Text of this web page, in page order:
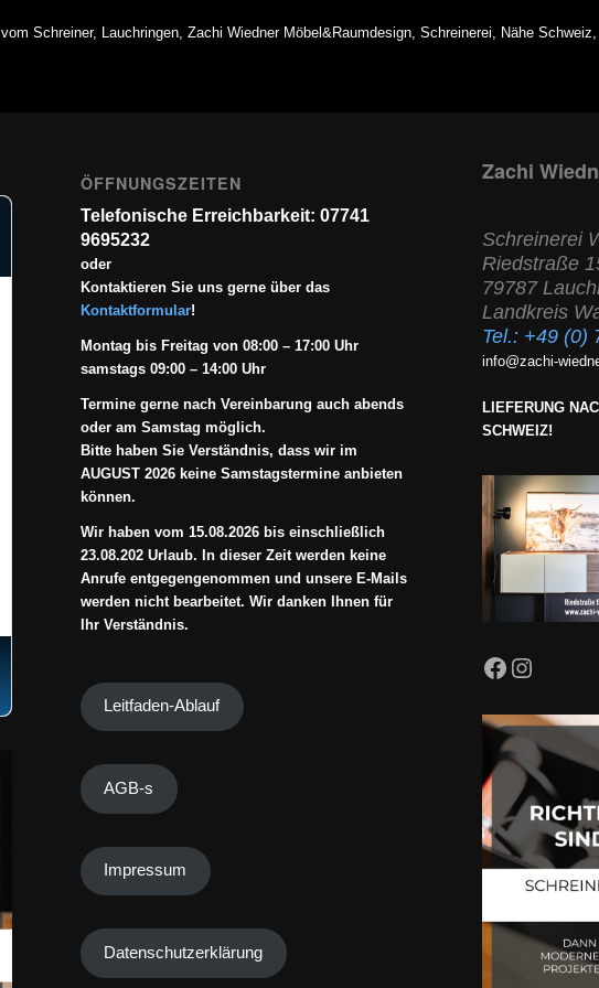
Schreiner, Lauchringen, Zachi Wiedner Möbel&Raumdesign, Schreinerei, Nähe
ÖFFNUNGSZEITEN
Telefonische Erreichbarkeit: 07741
9695232
oder
Kontaktieren Sie uns gerne über das
Kontaktformular!
Montag bis Freitag von 08:00 – 17:00 Uhr
samstags 09:00 – 14:00 Uhr
Termine gerne nach Vereinbarung auch abends
oder am Samstag möglich.
Bitte haben Sie Verständnis, dass wir im
AUGUST 2026 keine Samstagstermine anbieten
können.
Wir haben vom 15.08.2026 bis einschließlich
23.08.202 Urlaub. In dieser Zeit werden keine
Anrufe entgegengenommen und unsere E-Mails
werden nicht bearbeitet. Wir danken Ihnen für
Ihr Verständnis.
Leitfaden-Ablauf
AGB-s
Impressum
Datenschutzerklärung
Zachi
Schreinerei
Riedstraße
79787
Landkreis
Tel.: +49 (0)
info@zachi-
LIEFERUNG
SCHWEIZ!
Facebook